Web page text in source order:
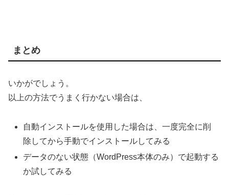
まとめ
いかがでしょう。
以上の方法でうまく行かない場合は、
自動インストールを使用した場合は、一度完全に削
除してから手動でインストールしてみる
データのない状態（WordPress本体のみ）で起動する
か試してみる